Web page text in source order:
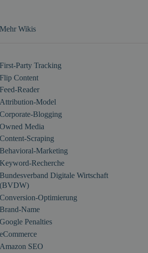
Mehr Wikis
First-Party Tracking
Flip Content
Feed-Reader
Attribution-Model
Corporate-Blogging
Owned Media
Content-Scraping
Behavioral-Marketing
Keyword-Recherche
Bundesverband Digitale Wirtschaft
(BVDW)
Conversion-Optimierung
Brand-Name
Google Penalties
eCommerce
Amazon SEO